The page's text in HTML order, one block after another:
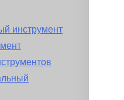
инструмент